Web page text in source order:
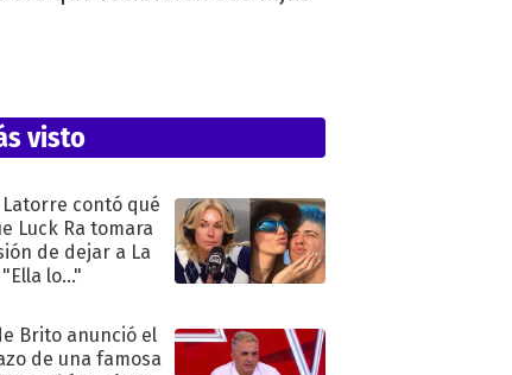
visto
Latorre contó qué
Luck Ra tomara
de dejar a La
lo..."
Brito anunció el
de una famosa